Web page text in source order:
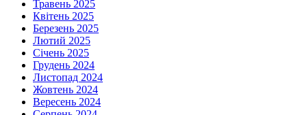
Травень 2025
Квітень 2025
Березень 2025
Лютий 2025
Січень 2025
Грудень 2024
Листопад 2024
Жовтень 2024
Вересень 2024